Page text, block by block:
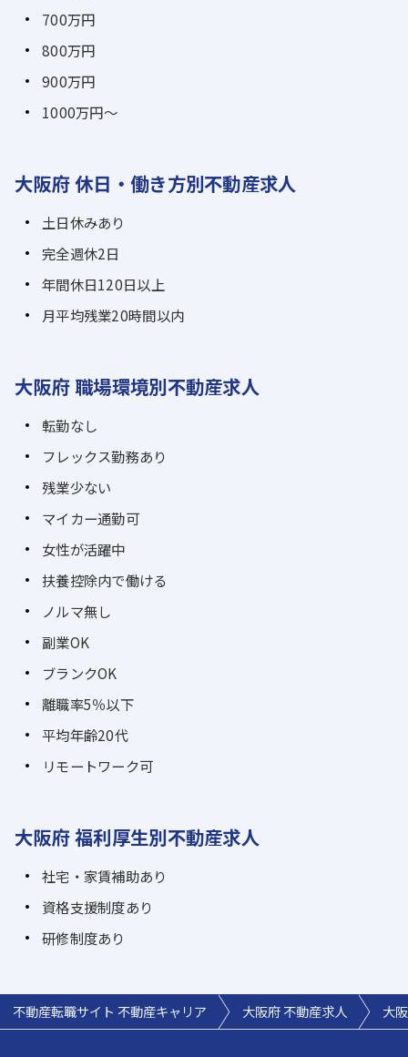
700万円
800万円
900万円
1000万円～
大阪府 休日・働き方別不動産求人
土日休みあり
完全週休2日
年間休日120日以上
月平均残業20時間以内
大阪府 職場環境別不動産求人
転勤なし
フレックス勤務あり
残業少ない
マイカー通勤可
女性が活躍中
扶養控除内で働ける
ノルマ無し
副業OK
ブランクOK
離職率5％以下
平均年齢20代
リモートワーク可
大阪府 福利厚生別不動産求人
社宅・家賃補助あり
資格支援制度あり
研修制度あり
不動産転職サイト 不動産キャリア 大阪府 不動産求人 大